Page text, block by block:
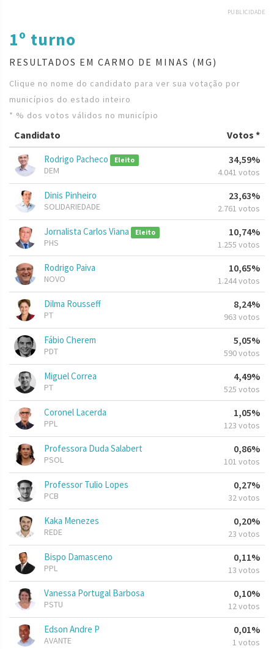
PUBLICIDADE
1º turno
RESULTADOS EM CARMO DE MINAS (MG)
Clique no nome do candidato para ver sua votação por
municípios do estado inteiro
* % dos votos válidos no município
Candidato Votos *
Rodrigo Pacheco Eleito
DEM
34,59%
4.041 votos
Dinis Pinheiro
SOLIDARIEDADE
23,63%
2.761 votos
Jornalista Carlos Viana Eleito
PHS
10,74%
1.255 votos
Rodrigo Paiva
NOVO
10,65%
1.244 votos
Dilma Rousseff
PT
8,24%
963 votos
Fábio Cherem
PDT
5,05%
590 votos
Miguel Correa
PT
4,49%
525 votos
Coronel Lacerda
PPL
1,05%
123 votos
Professora Duda Salabert
PSOL
0,86%
101 votos
Professor Tulio Lopes
PCB
0,27%
32 votos
Kaka Menezes
REDE
0,20%
23 votos
Bispo Damasceno
PPL
0,11%
13 votos
Vanessa Portugal Barbosa
PSTU
0,10%
12 votos
Edson Andre P
AVANTE
0,01%
1 votos